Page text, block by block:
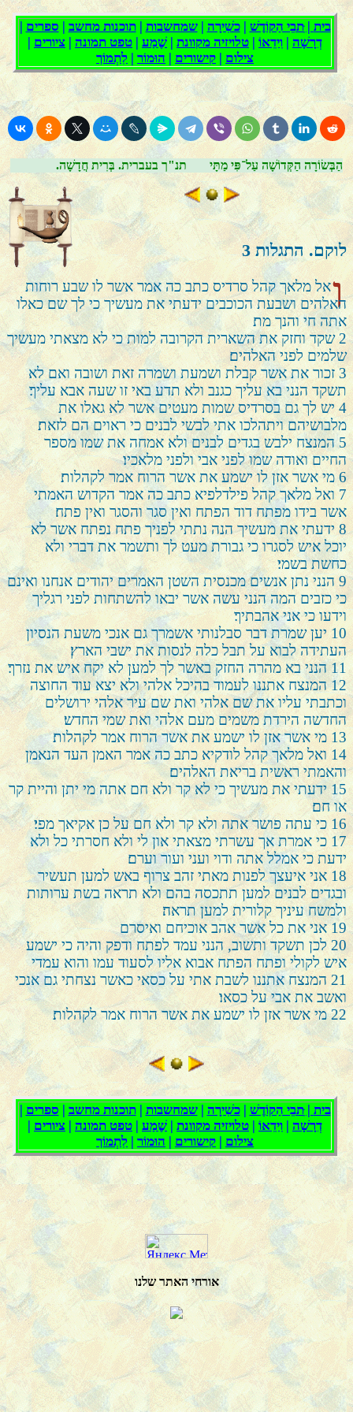
.תנ"ך בעברית. בְּרִית חֲדָשָׁה הַבְּשׂוֹרָה הַקְּדוֹשָׁה עַל־פִּי מַתָּי
לוקם. התגלות3
ואל מלאך קהל סרדיס כתב כה אמר אשר לו שבע רוחות
האלהים ושבעת הכוכבים ידעתי את מעשיך כי לך שם כאלו
אתה חי והנך מת׃
2 שקד וחזק את השארית הקרובה למות כי לא מצאתי מעשיך
שלמים לפני האלהים׃
3 זכור את אשר קבלת ושמעת ושמרה זאת ושובה ואם לא
תשקד הנני בא עליך כגנב ולא תדע באי זו שעה אבא עליך׃
4 יש לך גם בסרדיס שמות מעטים אשר לא גאלו את
מלבושיהם ויתהלכו אתי לבשי לבנים כי ראוים הם לזאת׃
5 המנצח ילבש בגדים לבנים ולא אמחה את שמו מספר
החיים ואודה שמו לפני אבי ולפני מלאכיו׃
6 מי אשר אזן לו ישמע את אשר הרוח אמר לקהלות׃
7 ואל מלאך קהל פילדלפיא כתב כה אמר הקדוש האמתי
אשר בידו מפתח דוד הפתח ואין סגר והסגר ואין פתח׃
8 ידעתי את מעשיך הנה נתתי לפניך פתח נפתח אשר לא
יוכל איש לסגרו כי גבורת מעט לך ותשמר את דברי ולא
כחשת בשמי׃
9 הנני נתן אנשים מכנסית השטן האמרים יהודים אנחנו ואינם
כי כזבים המה הנני עשה אשר יבאו להשתחות לפני רגליך
וידעו כי אני אהבתיך׃
10 יען שמרת דבר סבלנותי אשמרך גם אנכי משעת הנסיון
העתידה לבוא על תבל כלה לנסות את ישבי הארץ׃
11 הנני בא מהרה החזק באשר לך למען לא יקח איש את נזרך׃
12 המנצח אתננו לעמוד בהיכל אלהי ולא יצא עוד החוצה
וכתבתי עליו את שם אלהי ואת שם עיר אלהי ירושלים
החדשה הירדת משמים מעם אלהי ואת שמי החדש׃
13 מי אשר אזן לו ישמע את אשר הרוח אמר לקהלות׃
14 ואל מלאך קהל לודקיא כתב כה אמר האמן העד הנאמן
והאמתי ראשית בריאת האלהים׃
15 ידעתי את מעשיך כי לא קר ולא חם אתה מי יתן והיית קר
או חם׃
16 כי עתה פושר אתה ולא קר ולא חם על כן אקיאך מפי׃
17 כי אמרת אך עשרתי מצאתי און לי ולא חסרתי כל ולא
ידעת כי אמלל אתה ודוי ועני ועור וערם׃
18 אני איעצך לפנות מאתי זהב צרוף באש למען תעשיר
ובגדים לבנים למען תתכסה בהם ולא תראה בשת ערותות
ולמשח עיניך קלורית למען תראה׃
19 אני את כל אשר אהב אוכיחם ואיסרם
20 לכן תשקד ותשוב, הנני עמד לפתח ודפק והיה כי ישמע
איש לקולי ופתח הפתח אבוא אליו לסעוד עמו והוא עמדי
21 המנצח אתננו לשבת אתי על כסאי כאשר נצחתי גם אנכי
ואשב את אבי על כסאו׃
22 מי אשר אזן לו ישמע את אשר הרוח אמר לקהלות׃